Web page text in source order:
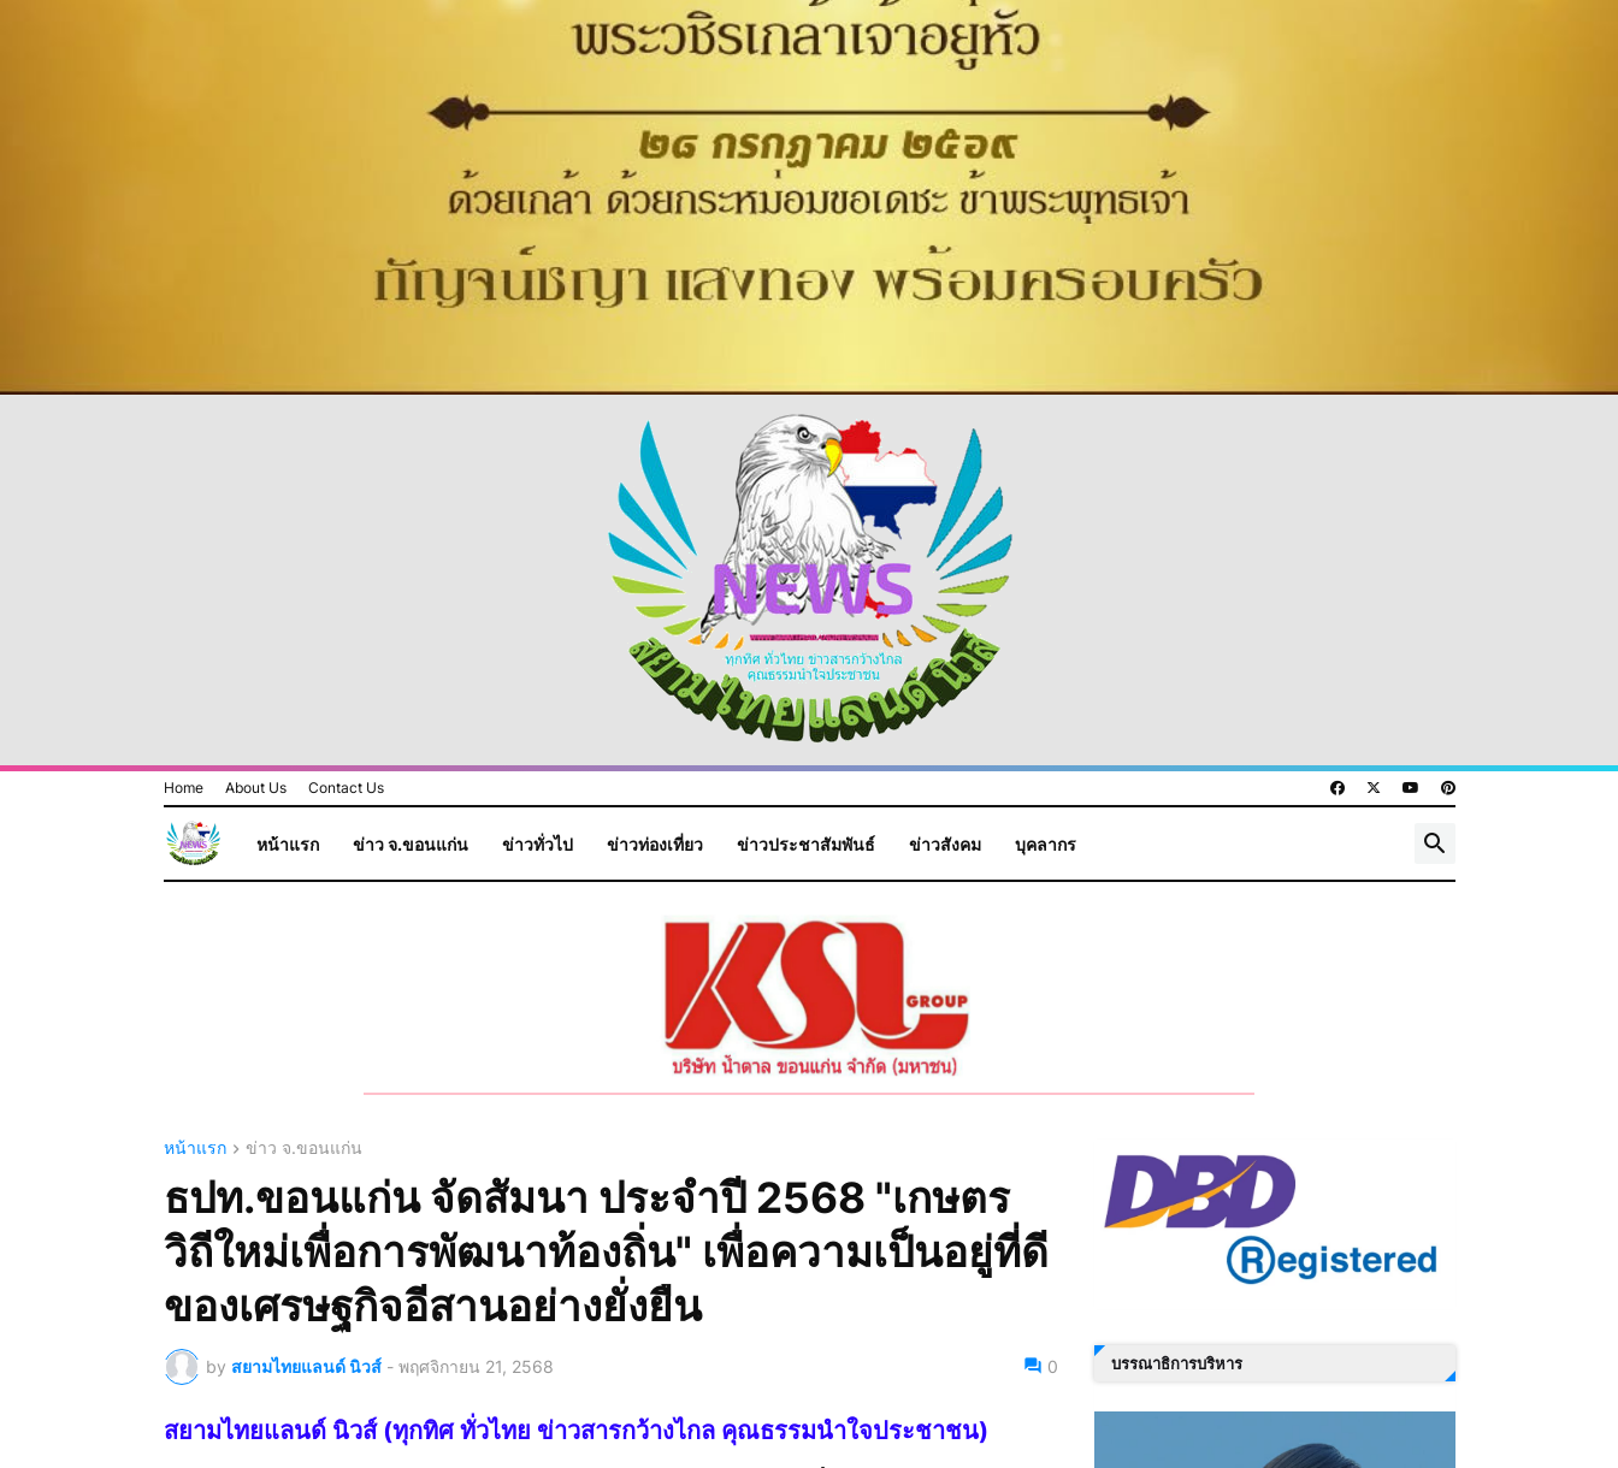
Home About Us Contact Us
หน้าแรก ข่าว จ.ขอนแก่น ข่าวทั่วไป ข่าวท่องเที่ยว ข่าวประชาสัมพันธ์ ข่าวสังคม บุคลากร
หน้าแรก ข่าว จ.ขอนแก่น
ธปท.ขอนแก่น จัดสัมนา ประจำปี 2568 "เกษตร
วิถีใหม่เพื่อการพัฒนาท้องถิ่น" เพื่อความเป็นอยู่ที่ดี
ของเศรษฐกิจอีสานอย่างยั่งยืน
by สยามไทยแลนด์ นิวส์ - พฤศจิกายน 21, 2568 0
สยามไทยแลนด์ นิวส์ (ทุกทิศ ทั่วไทย ข่าวสารกว้างไกล คุณธรรมนำใจประชาชน)
บรรณาธิการบริหาร